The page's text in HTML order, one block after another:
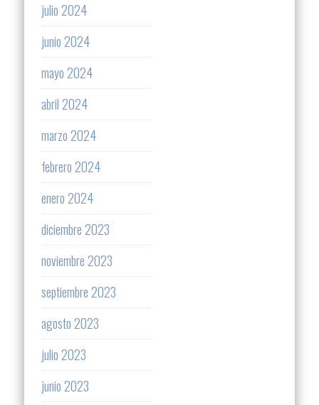
julio 2024
junio 2024
mayo 2024
abril 2024
marzo 2024
febrero 2024
enero 2024
diciembre 2023
noviembre 2023
septiembre 2023
agosto 2023
julio 2023
junio 2023